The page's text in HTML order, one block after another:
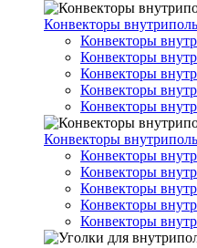
Конвекторы
Конвекторы
Конвекторы
Конвекторы
Конвекторы
Конвекторы
Конвекторы
Конвекторы
Конвекторы
Конвекторы
Конвекторы
Конвекторы